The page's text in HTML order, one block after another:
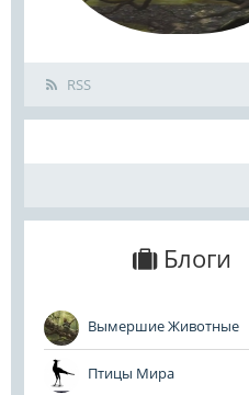
RSS
Блоги
Вымершие Животные
Птицы Мира